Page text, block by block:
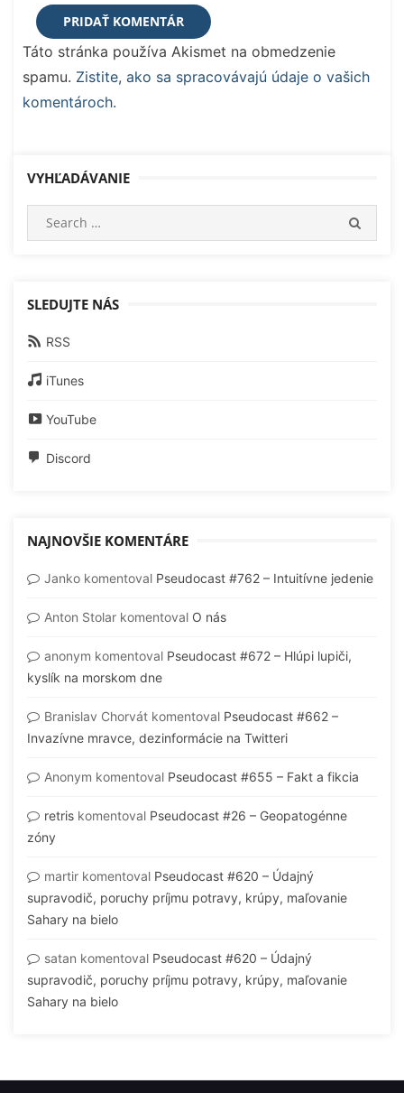
Táto stránka používa Akismet na obmedzenie
spamu. Zistite, ako sa spracovávajú údaje o vašich
komentároch.
VYHĽADÁVANIE
SLEDUJTE NÁS
RSS
iTunes
YouTube
Discord
NAJNOVŠIE KOMENTÁRE
Janko komentoval Pseudocast #762 – Intuitívne jedenie
Anton Stolar komentoval O nás
anonym komentoval Pseudocast #672 – Hlúpi lupiči,
kyslík na morskom dne
Branislav Chorvát komentoval Pseudocast #662 –
Invazívne mravce, dezinformácie na Twitteri
Anonym komentoval Pseudocast #655 – Fakt a fikcia
retris komentoval Pseudocast #26 – Geopatogénne
zóny
martir komentoval Pseudocast #620 – Údajný
supravodič, poruchy príjmu potravy, krúpy, maľovanie
Sahary na bielo
satan komentoval Pseudocast #620 – Údajný
supravodič, poruchy príjmu potravy, krúpy, maľovanie
Sahary na bielo